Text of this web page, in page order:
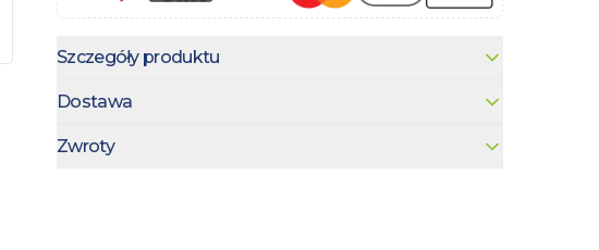
Szczegóły produktu
Dostawa
Zwroty